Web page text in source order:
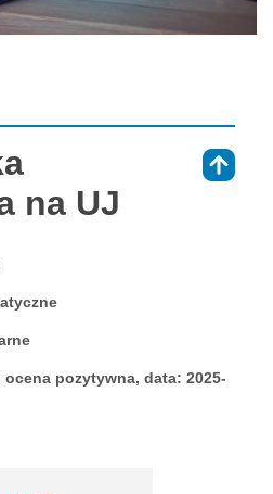
na UJ
ocena pozytywna, data: 2025-